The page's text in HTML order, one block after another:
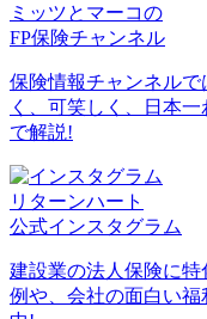
ミッツとマーコの
FP保険チャンネル
保険情報チャンネル
く、可笑しく、日本
で解説!
リターンハート
公式インスタグラム
建設業の法人保険に
例や、会社の面白い福